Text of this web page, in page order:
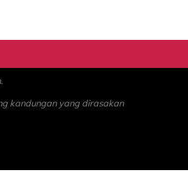
kandungan yang dirasakan